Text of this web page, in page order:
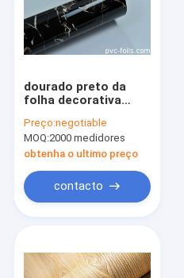
dourado preto da
folha decorativa
mármore uv do Pvc
da cozinha do
projeto da folha 3d
Preço:negotiable
MOQ:2000 medidores
obtenha o ultimo preço
contacto